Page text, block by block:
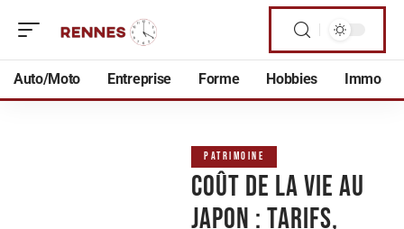
Auto/Moto Entreprise Forme Hobbies Immo
PATRIMOINE
Coût de la vie au
Japon : Tarifs,